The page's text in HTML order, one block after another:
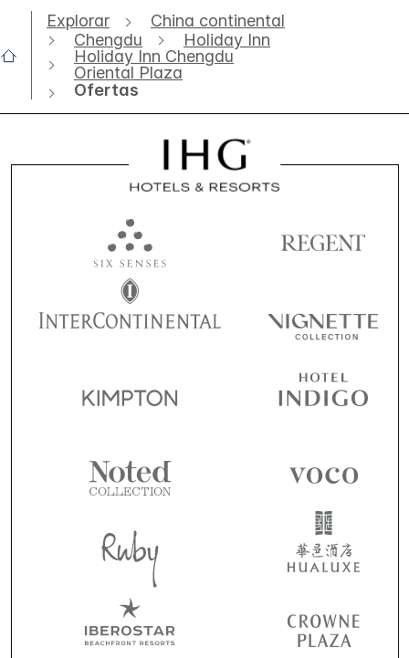
Explorar
China continental
Chengdu
Holiday Inn
Holiday Inn Chengdu
Oriental Plaza
Ofertas